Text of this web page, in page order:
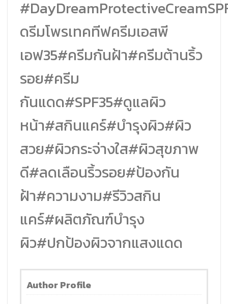
ดรีมโพรเทคทีฟครีมเอสพี
เอฟ35#ครีมกันฝ้า#ครีมต้านริ้ว
รอย#ครีม
กันแดด#SPF35#ดูแลผิว
หน้า#สกินแคร์#บำรุงผิว#ผิว
สวย#ผิวกระจ่างใส#ผิวสุขภาพ
ดี#ลดเลือนริ้วรอย#ป้องกัน
ฝ้า#ความงาม#รีวิวสกิน
แคร์#ผลิตภัณฑ์บำรุง
ผิว#ปกป้องผิวจากแสงแดด
Author Profile